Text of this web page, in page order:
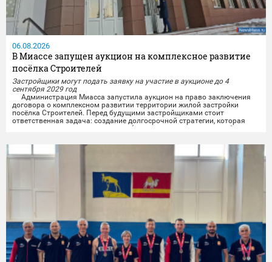
06.08.2026
В Миассе запущен аукцион на комплексное развитие
посёлка Строителей
Застройщики могут подать заявку на участие в аукционе до 4
сентября 2029 год
Администрация Миасса запустила аукцион на право заключения
договора о комплексном развитии территории жилой застройки
посёлка Строителей.️ Перед будущими застройщиками стоит
ответственная задача: создание долгосрочной стратегии, которая
свяжет разные важные элементы (жильё, транспорт, досуг, рабочие
улучшили повседневную жизнь...